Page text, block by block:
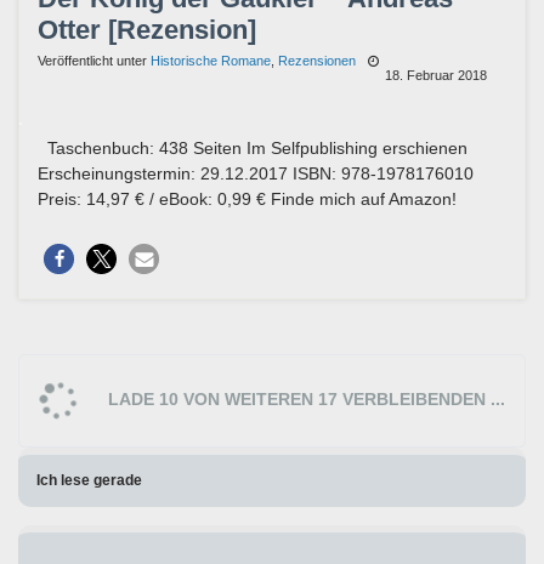
Otter [Rezension]
Veröffentlicht unter Historische Romane Rezensionen
18. Februar 2018
Taschenbuch: 438 Seiten Im Selfpublishing erschienen
Erscheinungstermin: 29.12.2017 ISBN: 978-1978176010
Preis: 14,97 € / eBook: 0,99 € Finde mich auf Amazon!
LADE 10 VON WEITEREN 17 VERBLEIBENDEN ...
Ich lese gerade